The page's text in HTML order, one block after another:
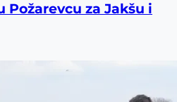
za Jakšu i